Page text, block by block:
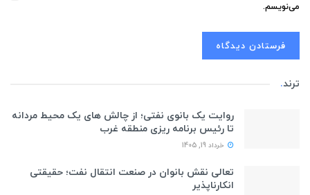
می‌نویسم.
ترند.
روایت یک بانوی نفتی؛ از چالش های یک محیط مردانه
تا رئیس برنامه ریزی منطقه غرب
خرداد 19, 1405
تعالی نقش بانوان در صنعت انتقال نفت؛ حقیقتی
انکارناپذیر